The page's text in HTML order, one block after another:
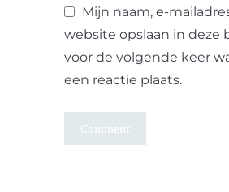
Mijn naam, e-
website opslaan in deze
voor de volgende keer
een reactie plaats.